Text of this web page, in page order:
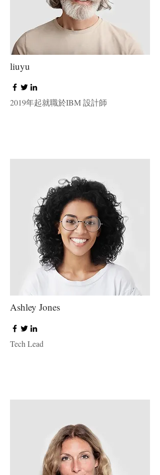
liuyu
2019年起就職於IBM 設計師
Ashley Jones
Tech Lead